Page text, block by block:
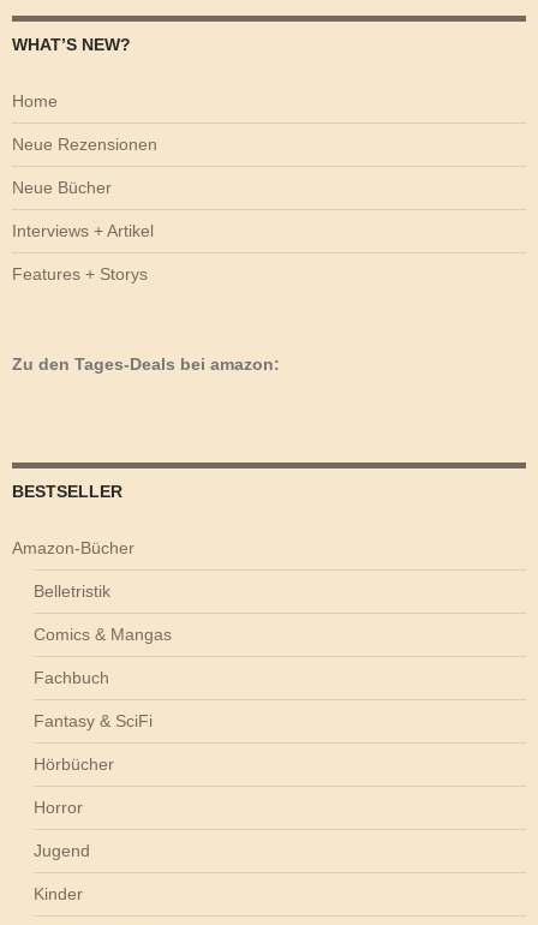
WHAT’S NEW?
Home
Neue Rezensionen
Neue Bücher
Interviews + Artikel
Features + Storys
Zu den Tages-Deals bei amazon:
BESTSELLER
Amazon-Bücher
Belletristik
Comics & Mangas
Fachbuch
Fantasy & SciFi
Hörbücher
Horror
Jugend
Kinder